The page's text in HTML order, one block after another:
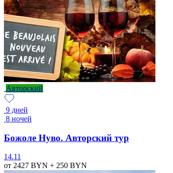
Авторский
9 дней
8 ночей
Божоле Нуво. Авторский тур
14.11
от 2427 BYN + 250 BYN